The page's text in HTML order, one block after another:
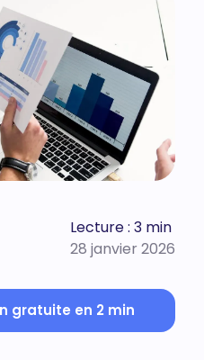
Lecture : 3 min
28 janvier 2026
gratuite en 2 min